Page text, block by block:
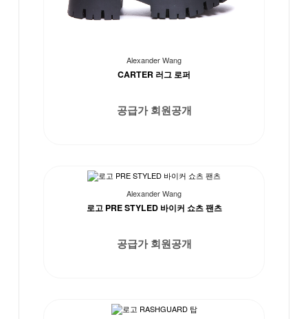
Alexander Wang
CARTER 러그 로퍼
공급가 회원공개
Alexander Wang
로고 PRE STYLED 바이커 쇼츠 팬츠
공급가 회원공개